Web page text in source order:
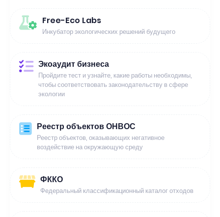
Free-Eco Labs
Инкубатор экологических решений будущего
Экоаудит бизнеса
Пройдите тест и узнайте, какие работы необходимы,
чтобы соответствовать законодательству в сфере
экологии
Реестр объектов ОНВОС
Реестр объектов, оказывающих негативное
воздействие на окружающую среду
ФККО
Федеральный классификационный каталог отходов